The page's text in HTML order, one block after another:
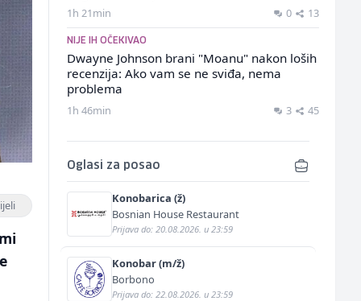
1h 21min 0 13
NIJE IH OČEKIVAO
Dwayne Johnson brani "Moanu" nakon loših
recenzija: Ako vam se ne sviđa, nema
problema
1h 46min 3 45
Oglasi za posao
Konobarica (ž)
Bosnian House Restaurant
Prijava do: 20.08.2026. u 23:59
Konobar (m/ž)
Borbono
Prijava do: 22.08.2026. u 23:59